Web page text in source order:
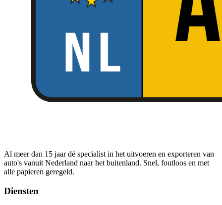
Al meer dan 15 jaar dé specialist in het uitvoeren en exporteren van
auto's vanuit Nederland naar het buitenland. Snel, foutloos en met
alle papieren geregeld.
Diensten